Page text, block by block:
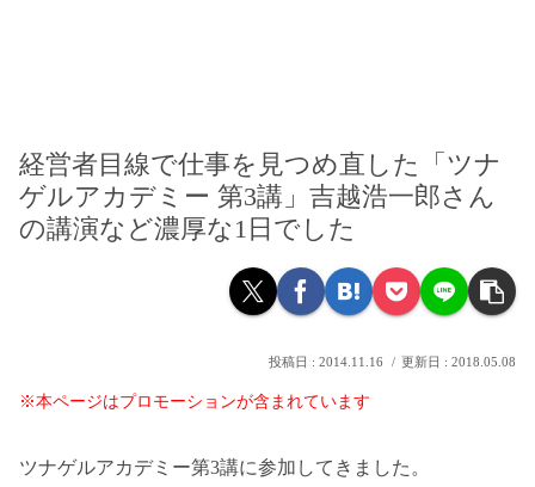
経営者目線で仕事を見つめ直した「ツナ
ゲルアカデミー 第3講」吉越浩一郎さん
の講演など濃厚な1日でした
2014.11.16 2018.05.08
※本ページはプロモーションが含まれています
ツナゲルアカデミー第3講に参加してきました。